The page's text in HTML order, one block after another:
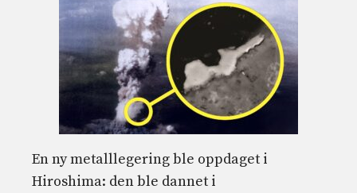
En ny metalllegering ble oppdaget i
Hiroshima: den ble dannet i